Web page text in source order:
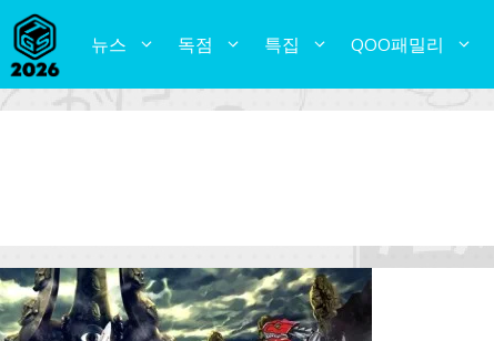
뉴스 독점 특집 QOO패밀리